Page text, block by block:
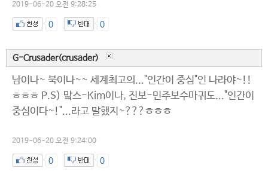
2019-06-20 오전 9:28:25
0 0
G-Crusader(crusader)
남이나~ 북이나~~ 세계최고의..."인간이 중심"인 나라야~!!
ㅎㅎㅎ P.S) 맠스-Kim이나, 진보-민주보수마귀도..."인간이
중심이다~!"...라고 말했지~???ㅎㅎㅎ
2019-06-20 오전 9:24:00
0 0